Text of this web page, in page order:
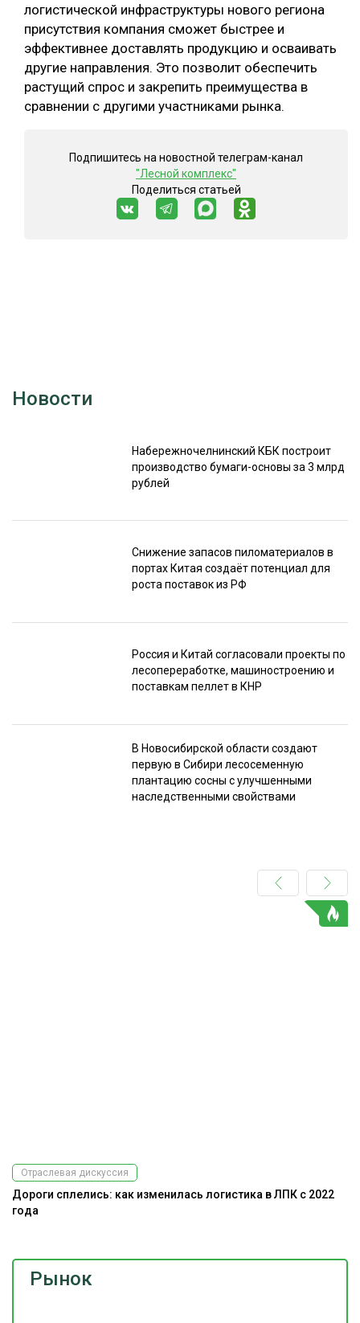
логистической инфраструктуры нового региона
присутствия компания сможет быстрее и
эффективнее доставлять продукцию и осваивать
другие направления. Это позволит обеспечить
растущий спрос и закрепить преимущества в
сравнении с другими участниками рынка.
Подпишитесь на новостной телеграм-канал
"Лесной комплекс"
Поделиться статьей
Новости
Набережночелнинский КБК построит
производство бумаги-основы за 3 млрд
рублей
Снижение запасов пиломатериалов в
портах Китая создаёт потенциал для
роста поставок из РФ
Россия и Китай согласовали проекты по
лесопереработке, машиностроению и
поставкам пеллет в КНР
В Новосибирской области создают
первую в Сибири лесосеменную
плантацию сосны с улучшенными
наследственными свойствами
Рынок
Отраслевая дискуссия
Дороги сплелись: как изменилась логистика в ЛПК с 2022
года